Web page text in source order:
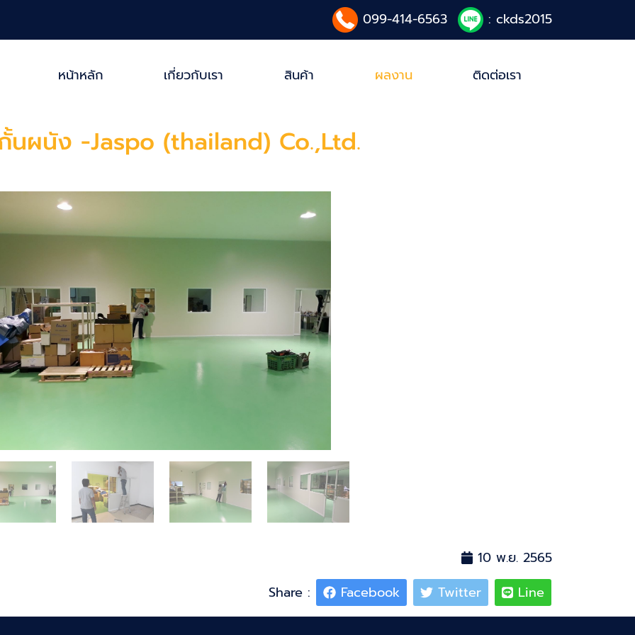
099-414-6563 : ckds2015
หน้าหลัก เกี่ยวกับเรา สินค้า ผลงาน ติดต่อเรา
นผนัง -Jaspo (thailand) Co.,Ltd.
10 พ.ย. 2565
Share :
Facebook Twitter Line